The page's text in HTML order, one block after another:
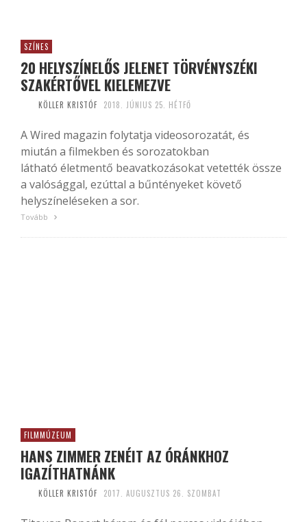
SZÍNES
20 HELYSZÍNELŐS JELENET TÖRVÉNYSZÉKI
SZAKÉRTŐVEL KIELEMEZVE
KÖLLER KRISTÓF 2018. JÚNIUS 25. HÉTFŐ
A Wired magazin folytatja videosorozatát, és
miután a filmekben és sorozatokban
látható életmentő beavatkozásokat vetették össze
a valósággal, ezúttal a bűntényeket követő
helyszíneléseken a sor.
Tovább
FILMMÚZEUM
HANS ZIMMER ZENÉIT AZ ÓRÁNKHOZ
IGAZÍTHATNÁNK
KÖLLER KRISTÓF 2017. AUGUSZTUS 26. SZOMBAT